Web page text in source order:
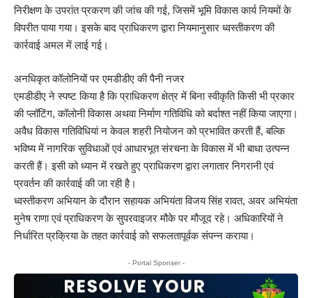
निरीक्षण के उपरांत प्रकरण की जांच की गई, जिसमें भूमि विकास कार्य नियमों के
विपरीत पाया गया। इसके बाद प्राधिकरण द्वारा नियमानुसार ध्वस्तीकरण की
कार्रवाई अमल में लाई गई।
अनधिकृत कॉलोनियों पर एमडीडीए की पैनी नजर
एमडीडीए ने स्पष्ट किया है कि प्राधिकरण क्षेत्र में बिना स्वीकृति किसी भी प्रकार
की प्लॉटिंग, कॉलोनी विकास अथवा निर्माण गतिविधि को बर्दाश्त नहीं किया जाएगा।
अवैध विकास गतिविधियां न केवल शहरी नियोजन को प्रभावित करती हैं, बल्कि
भविष्य में नागरिक सुविधाओं एवं आधारभूत संरचना के विकास में भी बाधा उत्पन्न
करती हैं। इसी को ध्यान में रखते हुए प्राधिकरण द्वारा लगातार निगरानी एवं
प्रवर्तन की कार्रवाई की जा रही है।
ध्वस्तीकरण अभियान के दौरान सहायक अभियंता विजय सिंह रावत, अवर अभियंता
मुनेष राणा एवं प्राधिकरण के सुपरवाइजर मौके पर मौजूद रहे। अधिकारियों ने
निर्धारित प्रक्रिया के तहत कार्रवाई को सफलतापूर्वक संपन्न कराया।
- Portal Sponser -